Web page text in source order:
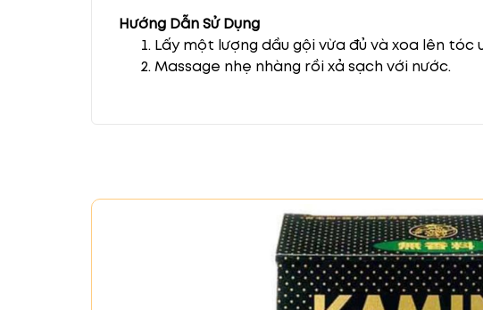
Hướng Dẫn Sử Dụng
Lấy một lượng dầu gội vừa đủ và xoa lên tóc
Massage nhẹ nhàng rồi xả sạch với nước.